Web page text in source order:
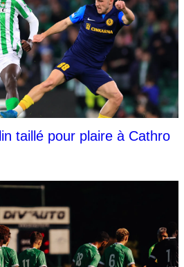
taillé pour plaire à Cathro